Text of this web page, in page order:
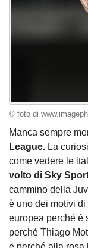
© foto di
Manca sempre
League. La
come vedere le
volto di Sky
cammino della
è uno dei motivi
europea perché è
perché Thiago